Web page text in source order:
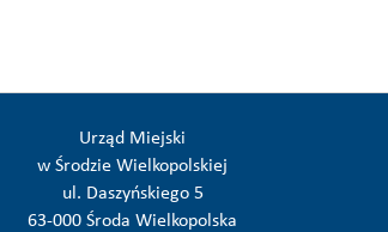
Urząd Miejski
w Środzie Wielkopolskiej
ul. Daszyńskiego 5
63-000 Środa Wielkopolska